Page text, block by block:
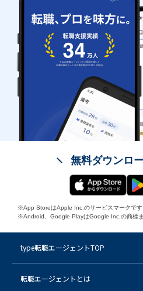
無料ダウンロ
※App StoreはApple Inc.のサービスマークです
※Android、Google PlayはGoogle Inc.の商標ま
type転職エージェントTOP
転職エージェントとは